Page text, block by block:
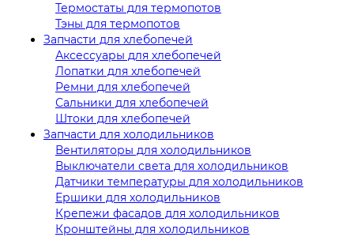
Термостаты для термопотов
Тэны для термопотов
Запчасти для хлебопечей
Аксессуары для хлебопечей
Лопатки для хлебопечей
Ремни для хлебопечей
Сальники для хлебопечей
Штоки для хлебопечей
Запчасти для холодильников
Вентиляторы для холодильников
Выключатели света для холодильников
Датчики температуры для холодильников
Ершики для холодильников
Крепежи фасадов для холодильников
Кронштейны для холодильников